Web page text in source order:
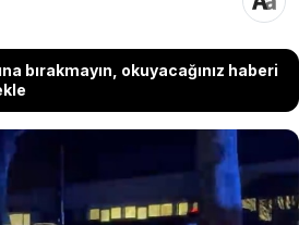
bırakmayın, okuyacağınız haberi
Heilbronn kentindeki Bad